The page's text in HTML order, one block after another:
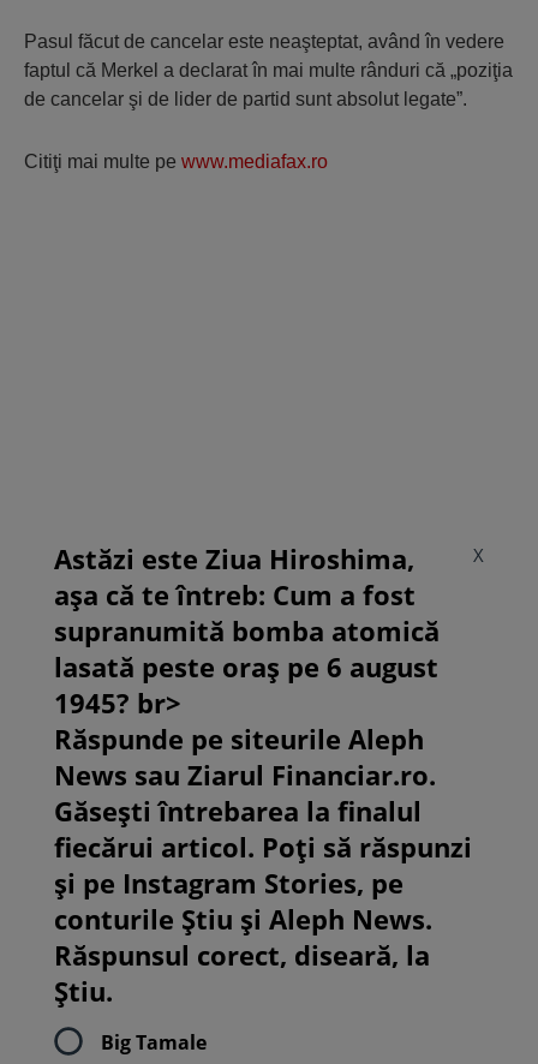
Pasul făcut de cancelar este neaşteptat, având în vedere
faptul că Merkel a declarat în mai multe rânduri că „poziţia
de cancelar şi de lider de partid sunt absolut legate”.
Citiţi mai multe pe www.mediafax.ro
X
Astăzi este Ziua Hiroshima,
așa că te întreb: Cum a fost
supranumită bomba atomică
lasată peste oraș pe 6 august
1945? br>
Răspunde pe siteurile Aleph
News sau Ziarul Financiar.ro.
Găsești întrebarea la finalul
fiecărui articol. Poți să răspunzi
și pe Instagram Stories, pe
conturile Știu și Aleph News.
Răspunsul corect, diseară, la
Știu.
Big Tamale